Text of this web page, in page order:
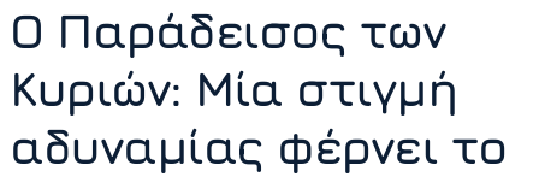
Ο Παράδεισος των
Κυριών: Μία στιγμή
αδυναμίας φέρνει το